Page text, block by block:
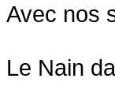
Avec nos
Le Nain